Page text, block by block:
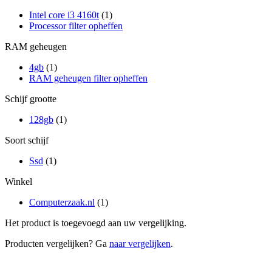
Intel core i3 4160t (1)
Processor filter opheffen
RAM geheugen
4gb (1)
RAM geheugen filter opheffen
Schijf grootte
128gb (1)
Soort schijf
Ssd (1)
Winkel
Computerzaak.nl (1)
Het product is toegevoegd aan uw vergelijking.
Producten vergelijken? Ga naar vergelijken.